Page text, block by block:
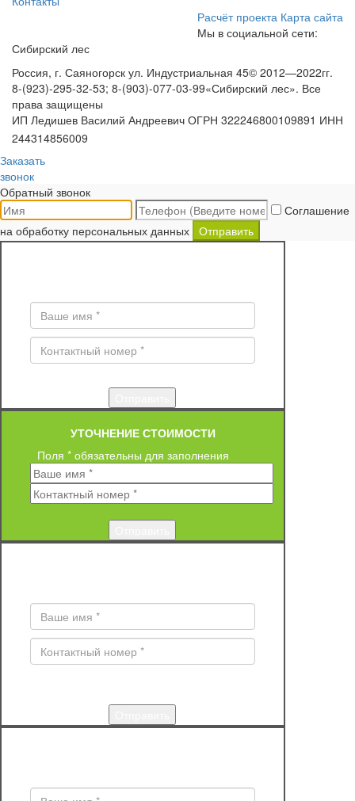
Расчёт проекта Карта сайта
Мы в социальной сети:
Сибирский лес
Россия, г. Саяногорск ул. Индустриальная 45
8-(923)-295-32-53; 8-(903)-077-03-99
© 2012—2022гг.
«Сибирский лес». Все
права защищены
ИП Ледишев Василий Андреевич ОГРН 322246800109891 ИНН
244314856009
Заказать
звонок
Обратный звонок
Соглашение
на обработку персональных данных Отправить
УТОЧНЕНИЕ СТОИМОСТИ
Поля * обязательны для заполнения